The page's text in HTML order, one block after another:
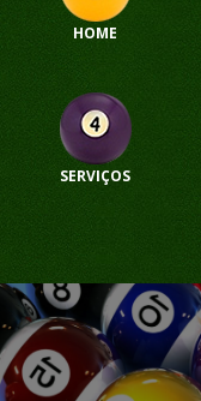
HOME
SERVIÇOS